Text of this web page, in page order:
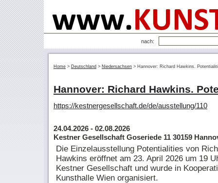
nach:
Home > Deutschland > Niedersachsen > Hannover: Richard Hawkins.
Hannover: Richard Hawkins.
https://kestnergesellschaft.de/de/ausstellung/110
24.04.2026 - 02.08.2026
Kestner Gesellschaft Goseriede 11 30159
Die Einzelausstellung Potentialities von
Hawkins eröffnet am 23. April 2026 um 19
Kestner Gesellschaft und wurde in
Kunsthalle Wien organisiert.